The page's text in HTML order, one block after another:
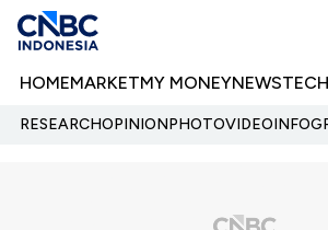
HOMEMARKETMY MONEYNEWSTECH
RESEARCHOPINIONPHOTOVIDEO